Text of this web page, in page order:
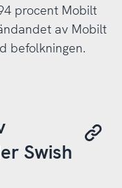
procent Mobilt
av Mobilt
befolkningen.
Swish